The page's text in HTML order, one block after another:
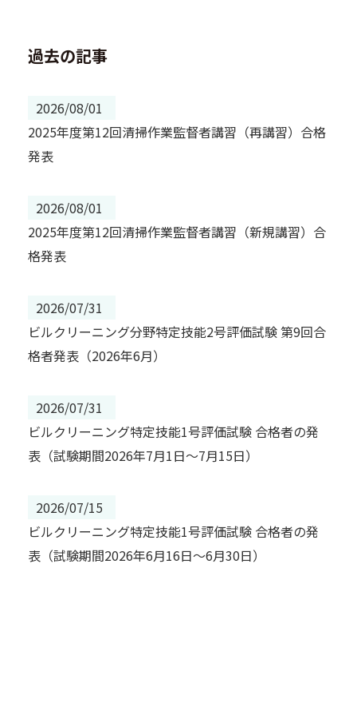
過去の記事
2026/08/01
2025年度第12回清掃作業監督者講習（再講習）合格
発表
2026/08/01
2025年度第12回清掃作業監督者講習（新規講習）合
格発表
2026/07/31
ビルクリーニング分野特定技能2号評価試験 第9回合
格者発表（2026年6月）
2026/07/31
ビルクリーニング特定技能1号評価試験 合格者の発
表（試験期間2026年7月1日～7月15日）
2026/07/15
ビルクリーニング特定技能1号評価試験 合格者の発
表（試験期間2026年6月16日～6月30日）